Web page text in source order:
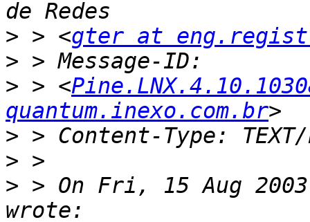
> > <gter at
>
> > <
quantum.inexo.com.br
>
>
> > On Fri, 15 Aug